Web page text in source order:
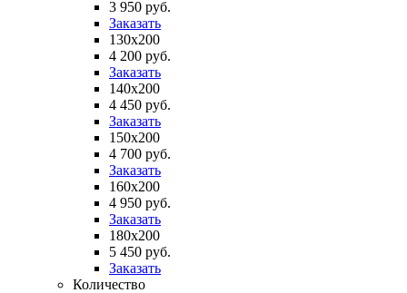
3 950 руб.
Заказать
130х200
4 200 руб.
Заказать
140х200
4 450 руб.
Заказать
150х200
4 700 руб.
Заказать
160х200
4 950 руб.
Заказать
180х200
5 450 руб.
Заказать
Количество